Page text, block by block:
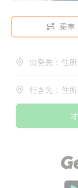
乗車
出発先：住
行き先：住